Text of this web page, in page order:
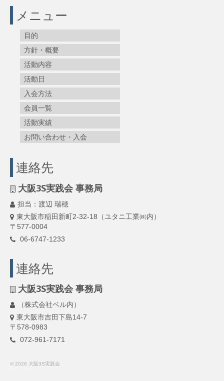
メニュー
目的
方針・概要
活動内容
活動日
入会方法
会員一覧
活動実績
お問い合わせ・入会
連絡先
大阪3S実践会 事務局
担当：渡辺 瑞穂
東大阪市稲田新町2-32-18（ユタニ工業㈱内）
〒577-0004
06-6747-1233
連絡先
大阪3S実践会 事務局
（株式会社ベル内）
東大阪市吉田下島14-7
〒578-0983
072-961-7171
© 2026 大阪3S実践会